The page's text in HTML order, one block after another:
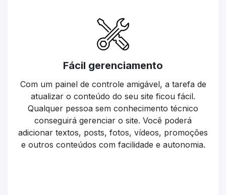
Fácil gerenciamento
Com um painel de controle amigável, a tarefa de
atualizar o conteúdo do seu site ficou fácil.
Qualquer pessoa sem conhecimento técnico
conseguirá gerenciar o site. Você poderá
adicionar textos, posts, fotos, vídeos, promoções
e outros conteúdos com facilidade e autonomia.